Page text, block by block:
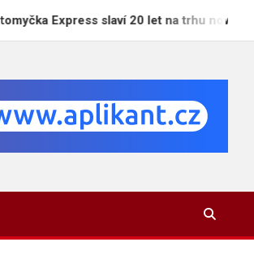
slaví 20 let na trhu novou kampaní